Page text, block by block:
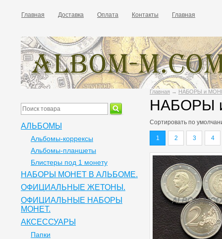
Главная Доставка Оплата Контакты Главная
Главная → НАБОРЫ и
НАБОРЫ
Сортировать по
1 2 3 4
АЛЬБОМЫ
Альбомы-коррексы
Альбомы-планшеты
Блистеры под 1 монету
НАБОРЫ МОНЕТ В АЛЬБОМЕ.
ОФИЦИАЛЬНЫЕ ЖЕТОНЫ.
ОФИЦИАЛЬНЫЕ НАБОРЫ
МОНЕТ.
АКСЕССУАРЫ
Папки